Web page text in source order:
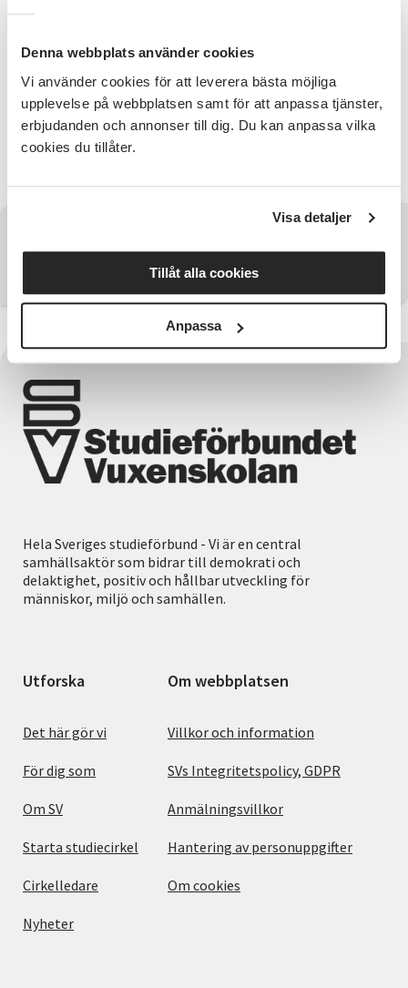
Denna webbplats använder cookies
Vi använder cookies för att leverera bästa möjliga
upplevelse på webbplatsen samt för att anpassa tjänster,
erbjudanden och annonser till dig. Du kan anpassa vilka
cookies du tillåter.
Visa detaljer
Tillåt alla cookies
Anpassa
Information
Visningen sker inne i kyrkan och tar ca 1
timme. Handikappanpassad. Parkering
finns utanför kyrkan.
Samarrangemang mellan Orust kommun, Svenska
Hela Sveriges studieförbund - Vi är en central
samhällsaktör som bidrar till demokrati och
delaktighet, positiv och hållbar utveckling för
människor, miljö och samhällen.
Utforska
Det här gör vi
För dig som
Om SV
Starta studiecirkel
Cirkelledare
Nyheter
Om webbplatsen
Villkor och information
SVs Integritetspolicy, GDPR
Anmälningsvillkor
Hantering av personuppgifter
Om cookies